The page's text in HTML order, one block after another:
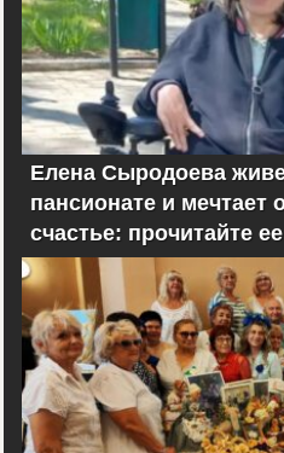
Елена Сыродоева
пансионате и мечтает
счастье: прочитайте